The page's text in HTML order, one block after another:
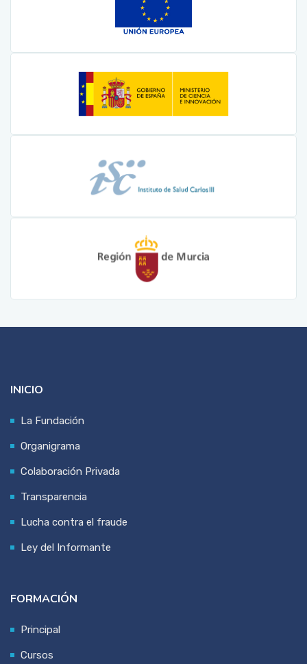
INICIO
La Fundación
Organigrama
Colaboración Privada
Transparencia
Lucha contra el fraude
Ley del Informante
FORMACIÓN
Principal
Cursos